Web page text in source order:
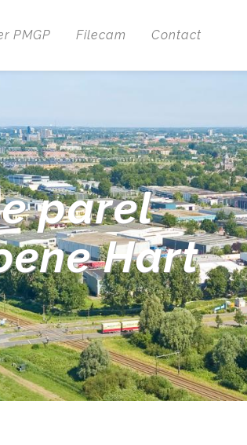
PMGP Filecam Contact
parel
Hart